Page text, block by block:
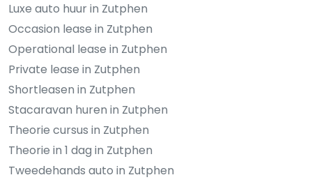
Luxe auto huur in Zutphen
Occasion lease in Zutphen
Operational lease in Zutphen
Private lease in Zutphen
Shortleasen in Zutphen
Stacaravan huren in Zutphen
Theorie cursus in Zutphen
Theorie in 1 dag in Zutphen
Tweedehands auto in Zutphen